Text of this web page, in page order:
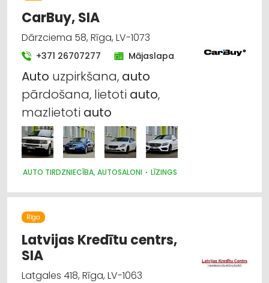
CarBuy, SIA
Dārzciema 58, Rīga, LV-1073
+371 26707277 Mājaslapa
Auto uzpirkšana, auto
pārdošana, lietoti auto,
mazlietoti auto
AUTO TIRDZNIECĪBA, AUTOSALONI LĪZINGS
Rīga
Latvijas Kredītu centrs,
SIA
Latgales 418, Rīga, LV-1063